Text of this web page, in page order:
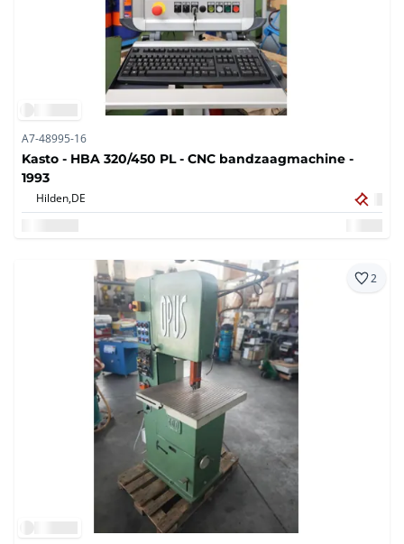
A7-48995-16
Kasto - HBA 320/450 PL - CNC bandzaagmachine -
1993
Hilden,DE
2